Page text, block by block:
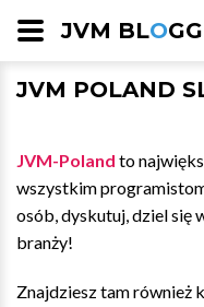
JVM BLO
JVM POLAND
JVM-Poland to
wszystkim
osób, dyskutuj, dziel się
branży!
Znajdziesz tam również